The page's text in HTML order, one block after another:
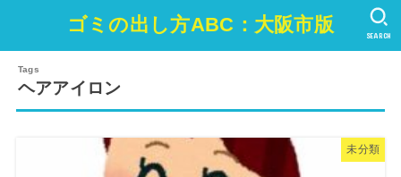
ゴミの出し方ABC：大阪市版 SEARCH
ヘアアイロン
未分類